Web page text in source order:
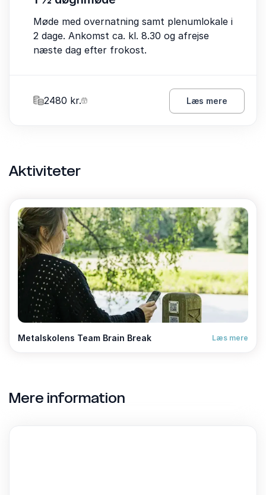
Møde med overnatning samt plenumlokale i
2 dage. Ankomst ca. kl. 8.30 og afrejse
næste dag efter frokost.
2480 kr. Læs mere
Aktiviteter
Metalskolens Team Brain Break Læs mere
Mere information